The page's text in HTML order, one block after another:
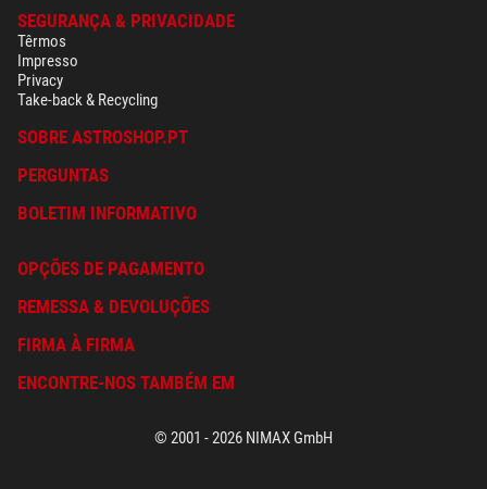
SEGURANÇA & PRIVACIDADE
Têrmos
Impresso
Privacy
Take-back & Recycling
SOBRE ASTROSHOP.PT
PERGUNTAS
BOLETIM INFORMATIVO
OPÇÕES DE PAGAMENTO
REMESSA & DEVOLUÇÕES
FIRMA À FIRMA
ENCONTRE-NOS TAMBÉM EM
© 2001 - 2026 NIMAX GmbH